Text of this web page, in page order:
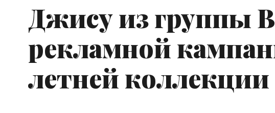
Джису из группы
рекламной
летней